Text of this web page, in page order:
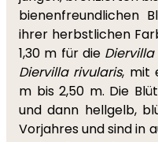
bienenfreundlichen
ihrer herbstlichen
1,30 m für die
Diervilla rivularis, mit
m bis 2,50 m. Die
und dann hellgelb,
Vorjahres und sind in